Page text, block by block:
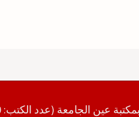
عين الجامعة (عدد الكتب: 151000)